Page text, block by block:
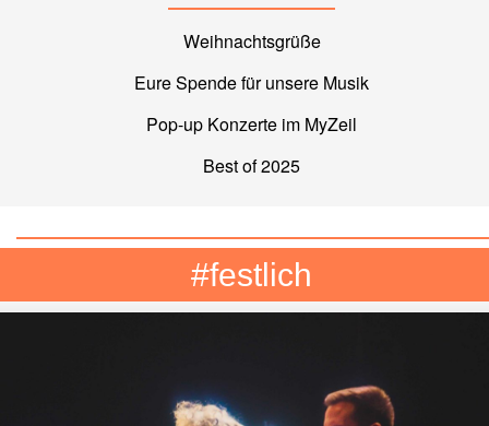
Weihnachtsgrüße
Eure Spende für unsere Musik
Pop-up Konzerte im MyZeil
Best of 2025
#festlich